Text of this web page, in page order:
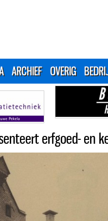
ARCHIEF OVERIG
erfgoed- en